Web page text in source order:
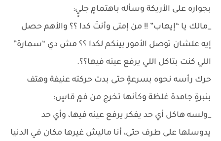
بجواره على الأريكة وسأله باهتمامٍ جليٍ:
_مالك يا “إيهاب” !! من إمتى وأنتَ كدا ؟؟ والأهم حصل
إيه علشان توصل الأمور بينكم لكدا ؟؟ مش دي “سمارة”
اللي كنت بتاكل اللي يرفع عينه فيها؟؟.
حرك رأسه نحوه بسرعةٍ حتى بدت حركته عنيفة وهتف
بنبرةٍ جامدة غلظة وكأنها تخرج من فمٍ قاسٍ:
_ولسه هاكل أي حد يفكر يرفع عينه فيها، وأي حد
يدوسلها على طرف حتى، أنا ماليش غيرها مكان في الدنيا